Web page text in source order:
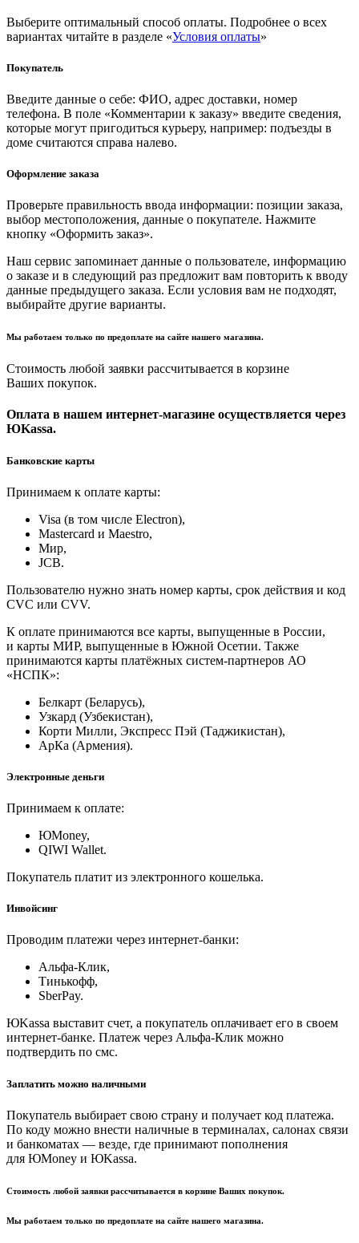
Выберите оптимальный способ оплаты. Подробнее о всех
вариантах читайте в разделе «Условия оплаты»
Покупатель
Введите данные о себе: ФИО, адрес доставки, номер
телефона. В поле «Комментарии к заказу» введите сведения,
которые могут пригодиться курьеру, например: подъезды в
доме считаются справа налево.
Оформление заказа
Проверьте правильность ввода информации: позиции заказа,
выбор местоположения, данные о покупателе. Нажмите
кнопку «Оформить заказ».
Наш сервис запоминает данные о пользователе, информацию
о заказе и в следующий раз предложит вам повторить к вводу
данные предыдущего заказа. Если условия вам не подходят,
выбирайте другие варианты.
Мы работаем только по предоплате на сайте нашего магазина.
Стоимость любой заявки рассчитывается в корзине
Ваших покупок.
Оплата в нашем интернет-магазине осуществляется через
ЮKassa.
Банковские карты
Принимаем к оплате карты:
Visa (в том числе Electron),
Masterсard и Maestro,
Мир,
JCB.
Пользователю нужно знать номер карты, срок действия и код
CVC или CVV.
К оплате принимаются все карты, выпущенные в России,
и карты МИР, выпущенные в Южной Осетии. Также
принимаются карты платёжных систем-партнеров АО
«НСПК»:
Белкарт (Беларусь),
Узкард (Узбекистан),
Корти Милли, Экспресс Пэй (Таджикистан),
АрКа (Армения).
Электронные деньги
Принимаем к оплате:
ЮMoney,
QIWI Wallet.
Покупатель платит из электронного кошелька.
Инвойсинг
Проводим платежи через интернет-банки:
Альфа-Клик,
Тинькофф,
SberPay.
ЮKassa выставит счет, а покупатель оплачивает его в своем
интернет-банке. Платеж через Альфа-Клик можно
подтвердить по смс.
Заплатить можно наличными
Покупатель выбирает свою страну и получает код платежа.
По коду можно внести наличные в терминалах, салонах связи
и банкоматах — везде, где принимают пополнения
для ЮMoney и ЮKassa.
Стоимость любой заявки рассчитывается в корзине Ваших покупок.
Мы работаем только по предоплате на сайте нашего магазина.